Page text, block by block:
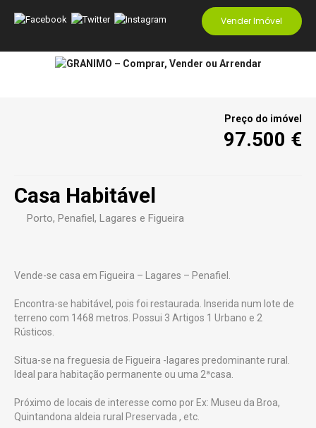
Vender Imóvel
Preço do imóvel
97.500 €
Casa Habitável
Porto, Penafiel, Lagares e Figueira
Vende-se casa em Figueira – Lagares – Penafiel.
Encontra-se habitável, pois foi restaurada. Inserida num lote de
terreno com 1468 metros. Possui 3 Artigos 1 Urbano e 2
Rústicos.
Situa-se na freguesia de Figueira -lagares predominante rural.
Ideal para habitação permanente ou uma 2ªcasa.
Próximo de locais de interesse como por Ex: Museu da Broa,
Quintandona aldeia rural Preservada , etc.